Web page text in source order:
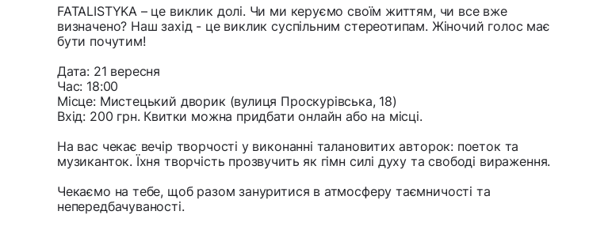
FATALISTYKA – це виклик долі. Чи ми керуємо своїм життям, чи все вже
визначено? Наш захід - це виклик суспільним стереотипам. Жіночий голос має
бути почутим!
Дата: 21 вересня
Час: 18:00
Місце: Мистецький дворик (вулиця Проскурівська, 18)
Вхід: 200 грн. Квитки можна придбати онлайн або на місці.
На вас чекає вечір творчості у виконанні талановитих авторок: поеток та
музиканток. Їхня творчість прозвучить як гімн силі духу та свободі вираження.
Чекаємо на тебе, щоб разом зануритися в атмосферу таємничості та
непередбачуваності.